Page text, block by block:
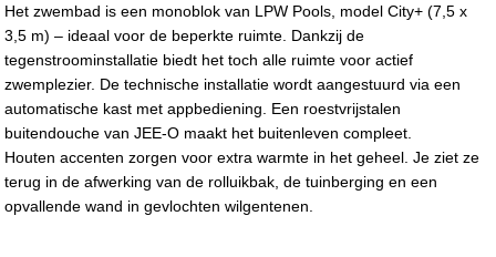
Het zwembad is een monoblok van LPW Pools, model City+ (7,5 x
3,5 m) – ideaal voor de beperkte ruimte. Dankzij de
tegenstroominstallatie biedt het toch alle ruimte voor actief
zwemplezier. De technische installatie wordt aangestuurd via een
automatische kast met appbediening. Een roestvrijstalen
buitendouche van JEE-O maakt het buitenleven compleet.
Houten accenten zorgen voor extra warmte in het geheel. Je ziet ze
terug in de afwerking van de rolluikbak, de tuinberging en een
opvallende wand in gevlochten wilgentenen.